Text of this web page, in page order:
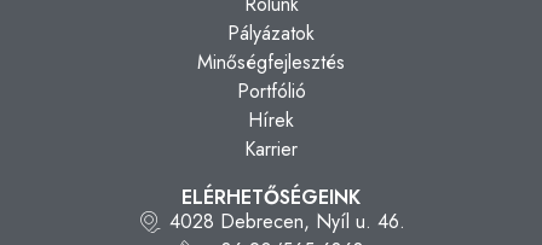
Pályázatok
Minőségfejlesztés
Portfólió
Hírek
Karrier
ELÉRHETŐSÉGEINK
4028 Debrecen, Nyíl u. 46.